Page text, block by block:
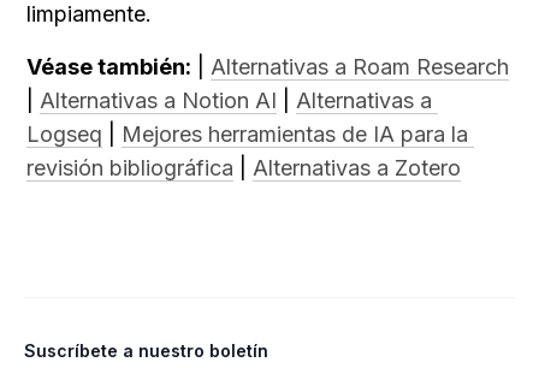
limpiamente.
Véase también:
Alternativas a Roam Research
Alternativas a Notion AI
Alternativas a
Logseq
Mejores herramientas de IA para la
revisión bibliográfica
Alternativas a Zotero
Suscríbete a nuestro boletín